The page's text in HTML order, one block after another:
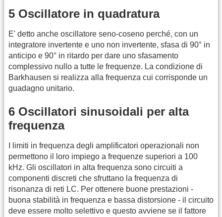
5 Oscillatore in quadratura
E' detto anche oscillatore seno-coseno perché, con un
integratore invertente e uno non invertente, sfasa di 90° in
anticipo e 90° in ritardo per dare uno sfasamento
complessivo nullo a tutte le frequenze. La condizione di
Barkhausen si realizza alla frequenza cui corrisponde un
guadagno unitario.
6 Oscillatori sinusoidali per alta
frequenza
I limiti in frequenza degli amplificatori operazionali non
permettono il loro impiego a frequenze superiori a 100
kHz. Gli oscillatori in alta frequenza sono circuiti a
componenti discreti che sfruttano la frequenza di
risonanza di reti LC. Per ottenere buone prestazioni -
buona stabilità in frequenza e bassa distorsione - il circuito
deve essere molto selettivo e questo avviene se il fattore